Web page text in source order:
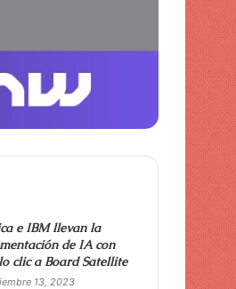
e IBM llevan la
de IA con
clic a Board Satellite
13, 2023